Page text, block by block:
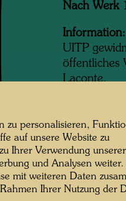
Nach Werk
Information:
UITP
öffentliches
Laconte.
zu personalisieren,
auf unsere Website zu
Ihrer Verwendung unserer
und Analysen weiter.
mit weiteren Daten
Ihrer Nutzung der